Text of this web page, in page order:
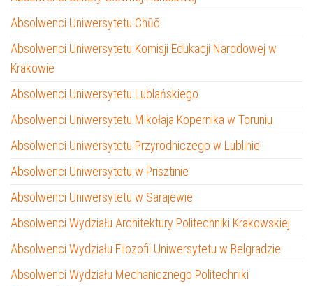
Absolwenci Uniwersytetu Chūō
Absolwenci Uniwersytetu Komisji Edukacji Narodowej w
Krakowie
Absolwenci Uniwersytetu Lublańskiego
Absolwenci Uniwersytetu Mikołaja Kopernika w Toruniu
Absolwenci Uniwersytetu Przyrodniczego w Lublinie
Absolwenci Uniwersytetu w Prisztinie
Absolwenci Uniwersytetu w Sarajewie
Absolwenci Wydziału Architektury Politechniki Krakowskiej
Absolwenci Wydziału Filozofii Uniwersytetu w Belgradzie
Absolwenci Wydziału Mechanicznego Politechniki